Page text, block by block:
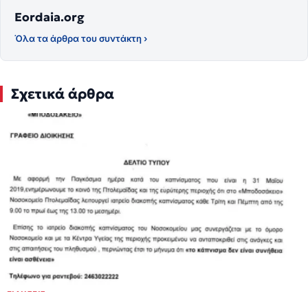
Eordaia.org
Όλα τα άρθρα του συντάκτη ›
Σχετικά άρθρα